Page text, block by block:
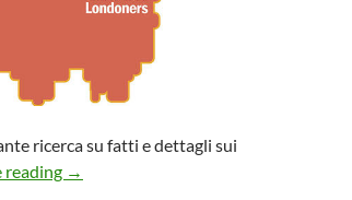
ricerca su fatti e dettagli sui
reading Guida alternativa ai quartieri di Londra!
→